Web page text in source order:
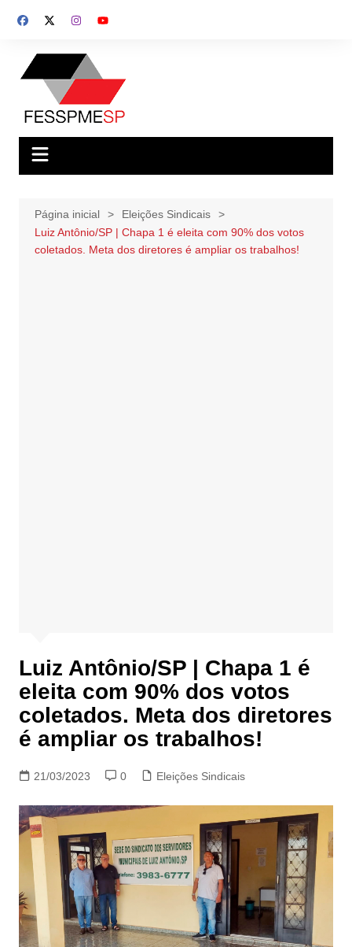
para
conteúdo
Página inicial
Eleições Sindicais
Luiz Antônio/SP | Chapa 1 é eleita com 90% dos votos
coletados. Meta dos diretores é ampliar os trabalhos!
Luiz Antônio/SP | Chapa 1 é
eleita com 90% dos votos
coletados. Meta dos diretores
é ampliar os trabalhos!
21/03/2023 0 Eleições Sindicais